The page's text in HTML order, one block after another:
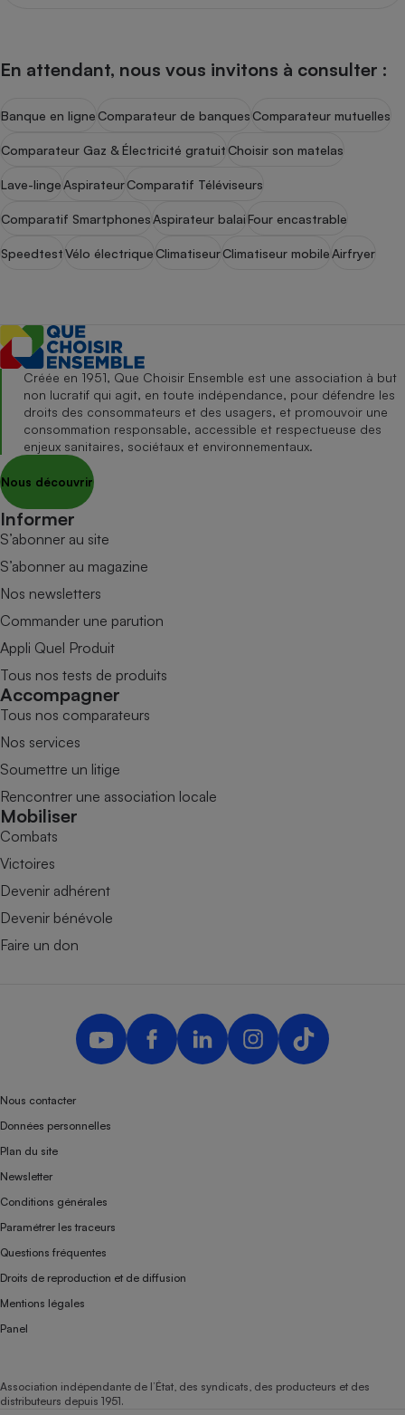
En attendant, nous vous invitons à consulter :
Banque en ligne Comparateur de banques Comparateur mutuelles
Comparateur Gaz & Électricité gratuit Choisir son matelas
Lave-lingeAspirateurComparatif Téléviseurs
Comparatif SmartphonesAspirateur balaiFour encastrable
SpeedtestVélo électrique ClimatiseurClimatiseur mobileAirfryer
Créée en 1951, Que Choisir Ensemble est une association à but
non lucratif qui agit, en toute indépendance, pour défendre les
droits des consommateurs et des usagers, et promouvoir une
consommation responsable, accessible et respectueuse des
enjeux sanitaires, sociétaux et environnementaux.
Nous découvrir
Informer
S’abonner au site
S’abonner au magazine
Nos newsletters
Commander une parution
Appli Quel Produit
Tous nos tests de produits
Accompagner
Tous nos comparateurs
Nos services
Soumettre un litige
Rencontrer une association locale
Mobiliser
Combats
Victoires
Devenir adhérent
Devenir bénévole
Faire un don
Nous contacter
Données personnelles
Plan du site
Newsletter
Conditions générales
Paramétrer les traceurs
Questions fréquentes
Droits de reproduction et de diffusion
Mentions légales
Panel
Association indépendante de l’État, des syndicats, des producteurs et des
distributeurs depuis 1951.